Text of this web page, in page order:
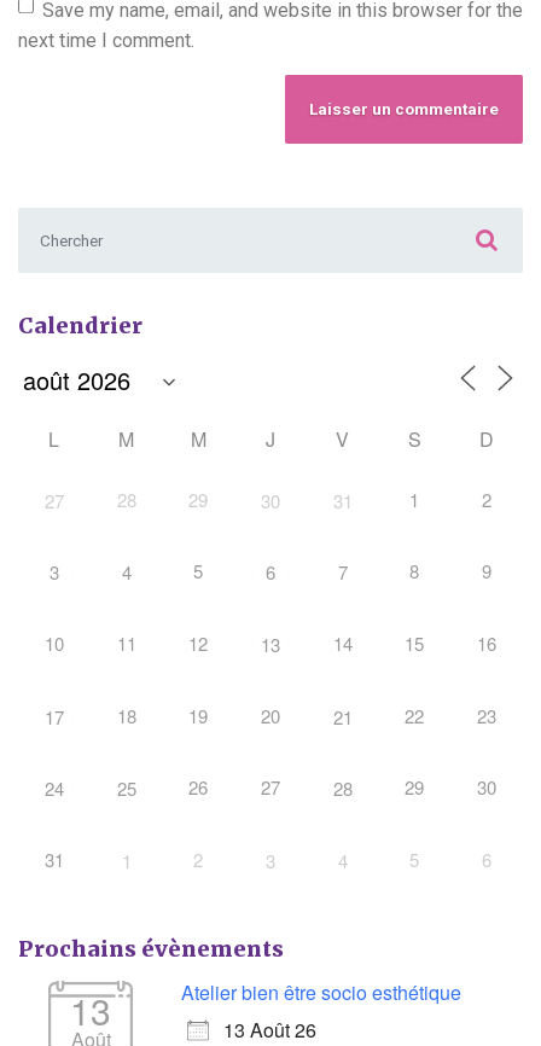
Save my name, email, and website in this browser for the
next time I comment.
Calendrier
L M M J V S D
27 28 29 30 31 1 2
3 4 5 6 7 8 9
10 11 12 13 14 15 16
17 18 19 20 21 22 23
24 25 26 27 28 29 30
31 1 2 3 4 5 6
Prochains évènements
13
Août
Atelier bien être socio esthétique
13 Août 26